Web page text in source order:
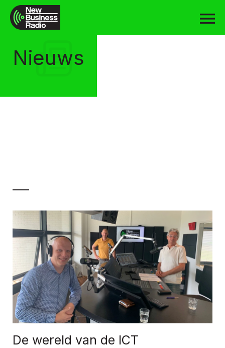
Nieuws
De wereld van de ICT